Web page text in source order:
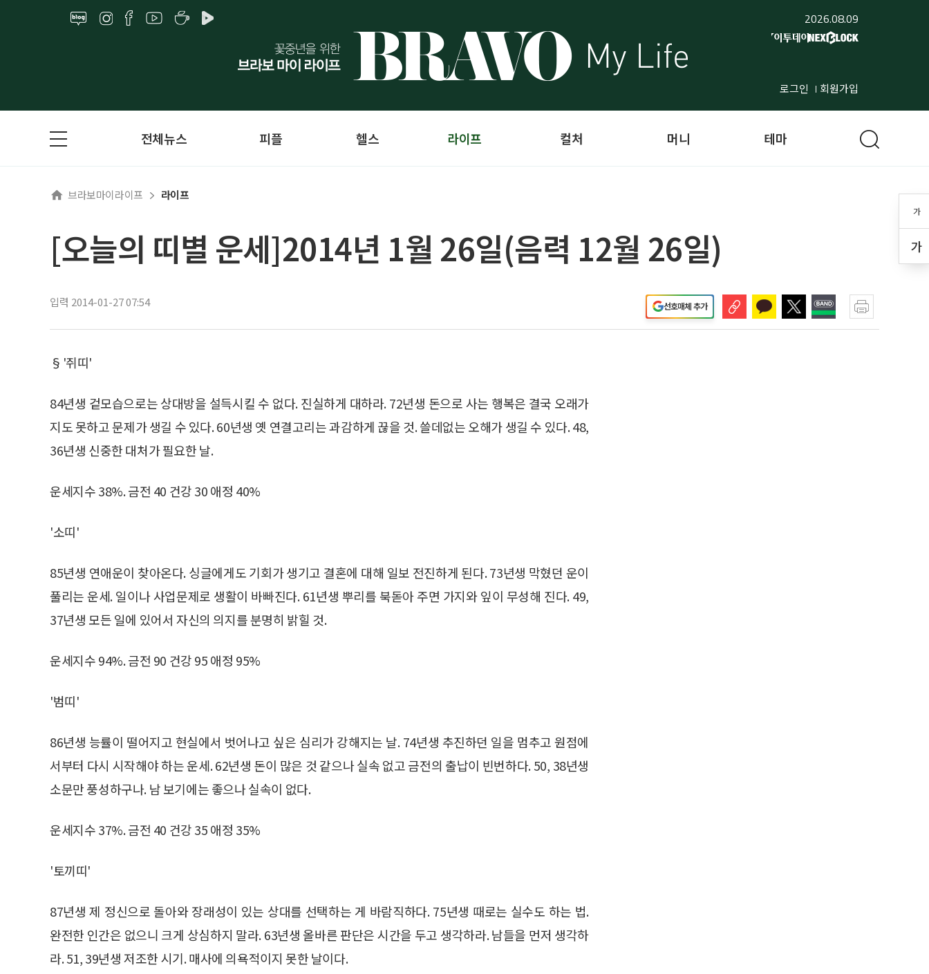
2026.08.09
로그인 회원가입
가
가
전체뉴스 피플 헬스 라이프 컬처 머니 테마
브라보마이라이프 라이프
[오늘의 띠별 운세]2014년 1월 26일(음력 12월 26일)
입력 2014-01-27 07:54 선호매체 추가
§'쥐띠'
84년생 겉모습으로는 상대방을 설득시킬 수 없다. 진실하게 대하라. 72년생 돈으로 사는 행복은 결국 오래가
지도 못하고 문제가 생길 수 있다. 60년생 옛 연결고리는 과감하게 끊을 것. 쓸데없는 오해가 생길 수 있다. 48,
36년생 신중한 대처가 필요한 날.
운세지수 38%. 금전 40 건강 30 애정 40%
'소띠'
85년생 연애운이 찾아온다. 싱글에게도 기회가 생기고 결혼에 대해 일보 전진하게 된다. 73년생 막혔던 운이
풀리는 운세. 일이나 사업문제로 생활이 바빠진다. 61년생 뿌리를 북돋아 주면 가지와 잎이 무성해 진다. 49,
37년생 모든 일에 있어서 자신의 의지를 분명히 밝힐 것.
운세지수 94%. 금전 90 건강 95 애정 95%
'범띠'
86년생 능률이 떨어지고 현실에서 벗어나고 싶은 심리가 강해지는 날. 74년생 추진하던 일을 멈추고 원점에
서부터 다시 시작해야 하는 운세. 62년생 돈이 많은 것 같으나 실속 없고 금전의 출납이 빈번하다. 50, 38년생
소문만 풍성하구나. 남 보기에는 좋으나 실속이 없다.
운세지수 37%. 금전 40 건강 35 애정 35%
'토끼띠'
87년생 제 정신으로 돌아와 장래성이 있는 상대를 선택하는 게 바람직하다. 75년생 때로는 실수도 하는 법.
완전한 인간은 없으니 크게 상심하지 말라. 63년생 올바른 판단은 시간을 두고 생각하라. 남들을 먼저 생각하
라. 51, 39년생 저조한 시기. 매사에 의욕적이지 못한 날이다.